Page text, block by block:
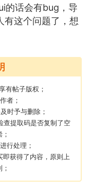
排行榜
机招募
的话会有bug，导
有这个问题了，想
有帖子版权；
者；
时予与删除；
查提取码是否复制了空
行处理；
获得了内容，原则上